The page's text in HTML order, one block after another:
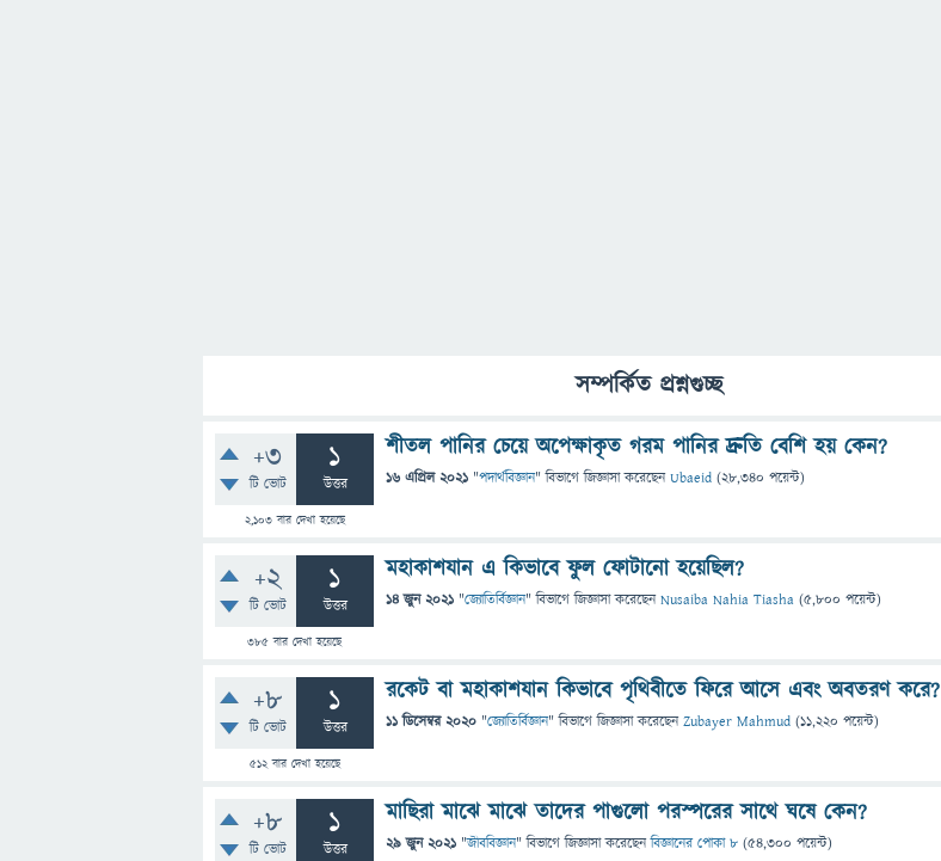
সম্পর্কিত প্রশ্নগুচ্ছ
+3
টি ভোট
1
উত্তর
2,103বার দেখা হয়েছে
শীতল পানির চেয়ে অপেক্ষাকৃত গরম পানির দ্রুতি বেশি হয় কেন?
16 এপ্রিল 2021 "পদার্থবিজ্ঞান" বিভাগে জিজ্ঞাসাকরেছেনUbaeid (28,340 পয়েন্ট)
+2
টি ভোট
1
উত্তর
385 বার দেখা হয়েছে
মহাকাশযান এ কিভাবে ফুল ফোটানো হয়েছিল?
14 জুন 2021 "জ্যোতির্বিজ্ঞান" বিভাগে জিজ্ঞাসাকরেছেনNusaiba Nahia Tiasha (5,800 পয়েন্ট)
+8
টি ভোট
1
উত্তর
512বার দেখা হয়েছে
রকেট বা মহাকাশযান কিভাবে পৃথিবীতে ফিরে আসে এবং অবতরণ করে?
11 ডিসেম্বর 2020 "জ্যোতির্বিজ্ঞান" বিভাগে জিজ্ঞাসাকরেছেনZubayer Mahmud (11,220 পয়েন্ট)
+8
টি ভোট
1
উত্তর
মাছিরা মাঝে মাঝে তাদের পাগুলাে পরস্পরের সাথে ঘষে কেন?
29 জুন 2021 "জীববিজ্ঞান" বিভাগে জিজ্ঞাসাকরেছেনবিজ্ঞানের পোকা ৮ (54,300 পয়েন্ট)